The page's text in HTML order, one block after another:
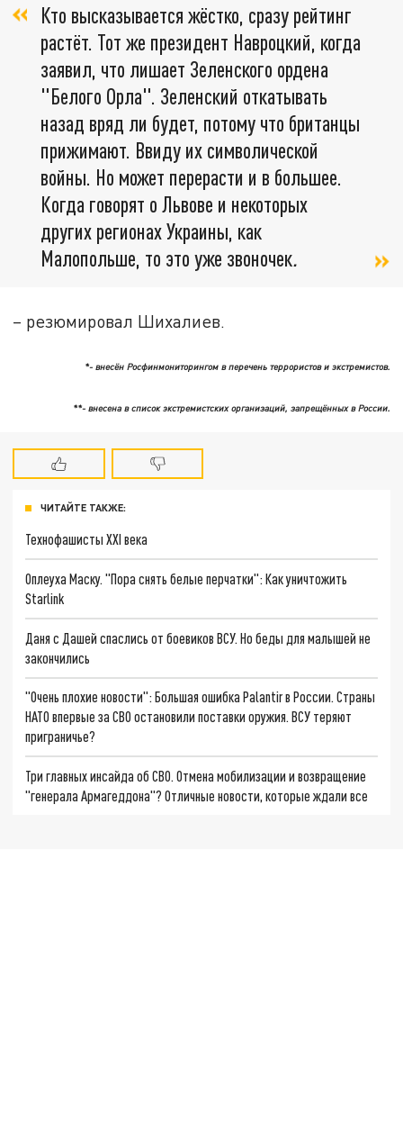
Кто высказывается жёстко, сразу рейтинг
растёт. Тот же президент Навроцкий, когда
заявил, что лишает Зеленского ордена
"Белого Орла". Зеленский откатывать
назад вряд ли будет, потому что британцы
прижимают. Ввиду их символической
войны. Но может перерасти и в большее.
Когда говорят о Львове и некоторых
других регионах Украины, как
Малопольше, то это уже звоночек.
– резюмировал Шихалиев.
*- внесён Росфинмониторингом в перечень террористов и экстремистов.
**- внесена в список экстремистских организаций, запрещённых в России.
ЧИТАЙТЕ ТАКЖЕ:
Технофашисты XXI века
Оплеуха Маску. "Пора снять белые перчатки": Как уничтожить
Starlink
Даня с Дашей спаслись от боевиков ВСУ. Но беды для малышей не
закончились
"Очень плохие новости": Большая ошибка Palantir в России. Страны
НАТО впервые за СВО остановили поставки оружия. ВСУ теряют
приграничье?
Три главных инсайда об СВО. Отмена мобилизации и возвращение
"генерала Армагеддона"? Отличные новости, которые ждали все